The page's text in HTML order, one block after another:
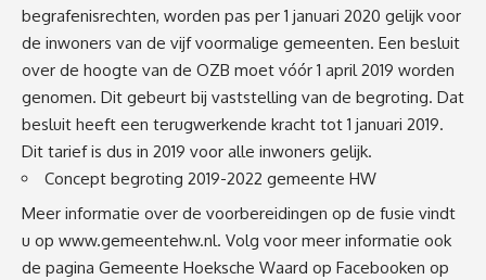
begrafenisrechten, worden pas per 1 januari 2020 gelijk voor
de inwoners van de vijf voormalige gemeenten. Een besluit
over de hoogte van de OZB moet vóór 1 april 2019 worden
genomen. Dit gebeurt bij vaststelling van de begroting. Dat
besluit heeft een terugwerkende kracht tot 1 januari 2019.
Dit tarief is dus in 2019 voor alle inwoners gelijk.
Concept begroting 2019-2022 gemeente HW
Meer informatie over de voorbereidingen op de fusie vindt
u op www.gemeentehw.nl. Volg voor meer informatie ook
de pagina Gemeente Hoeksche Waard op Facebooken op